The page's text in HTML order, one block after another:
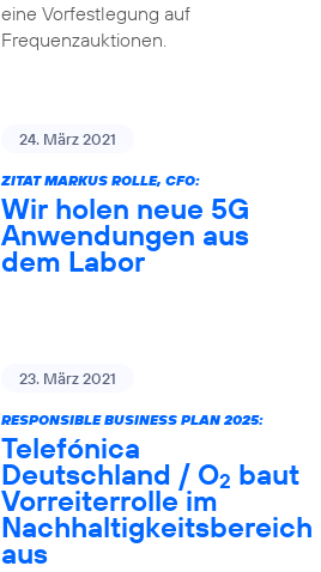
eine Vorfestlegung auf
Frequenzauktionen.
24. März 2021
ZITAT MARKUS ROLLE, CFO:
Wir holen neue 5G
Anwendungen aus
dem Labor
23. März 2021
RESPONSIBLE BUSINESS PLAN 2025:
Telefónica
Deutschland / O2 baut
Vorreiterrolle im
Nachhaltigkeitsbereich
aus